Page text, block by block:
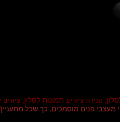
מכירת ציורים, תמונות לסלון,
מעצבי פנים מוסמכים, כך שכל